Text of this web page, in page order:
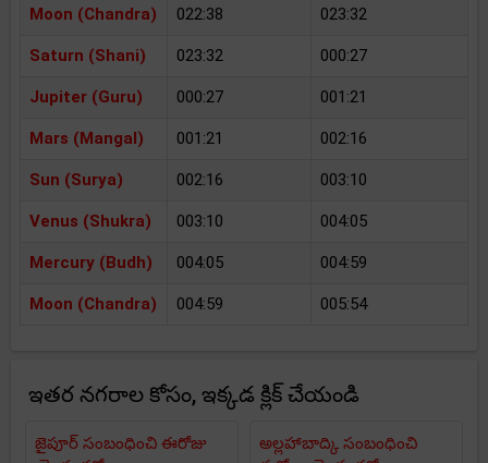
Moon (Chandra) 022:38 023:32
Saturn (Shani) 023:32 000:27
Jupiter (Guru) 000:27 001:21
Mars (Mangal) 001:21 002:16
Sun (Surya) 002:16 003:10
Venus (Shukra) 003:10 004:05
Mercury (Budh) 004:05 004:59
Moon (Chandra) 004:59 005:54
ఇతర నగరాల కోసం, ఇక్కడ క్లిక్ చేయండి
జైపూర్ సంబంధించి ఈరోజు
అల్లహాబాద్కి సంబంధించి